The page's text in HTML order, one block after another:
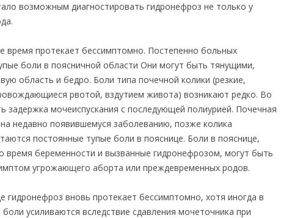
возможным диагностировать гидронефроз не только у
время протекает бессимптомно. Постепенно больных
боли в поясничной области Они могут быть тянущими,
область и бедро. Боли типа почечной колики (резкие,
рвотой, вздутием живота) возникают редко. Во
мочеиспускания с последующей полиурией. Почечная
недавно появившемуся заболеванию, позже колика
постоянные тупые боли в пояснице. Боли в пояснице,
время беременности и вызванные гидронефрозом, могут быть
угрожающего аборта или преждевременных родов.
гидронефроз вновь протекает бессимптомно, хотя иногда в
усиливаются вследствие сдавления мочеточника при